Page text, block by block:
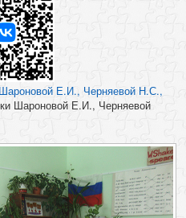
Е.И., Черняевой Н.С.,
Шароновой Е.И., Черняевой